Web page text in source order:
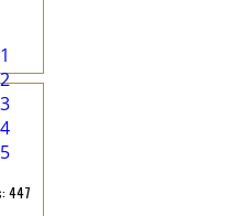
1
2
3
4
5
447